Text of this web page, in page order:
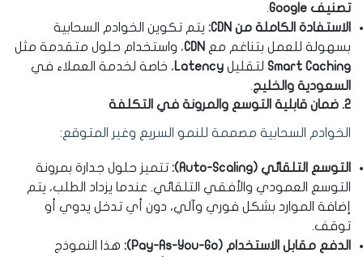
تصنيف Google
.
الاستفادة الكاملة من CDN:
يتم تكوين الخوادم السحابية
بسهولة للعمل بتناغم مع CDN، واستخدام حلول متقدمة مثل
Smart Caching لتقليل Latency، خاصة لخدمة العملاء في
السعودية والخليج.
2. ضمان قابلية التوسع والمرونة في التكلفة
الخوادم السحابية مصممة للنمو السريع وغير المتوقع:
التوسع التلقائي (Auto-Scaling):
تتميز حلول جدارة بمرونة
التوسع العمودي والأفقي التلقائي. عندما يزداد الطلب، يتم
إضافة الموارد بشكل فوري وآلي، دون أي تدخل يدوي أو
توقف.
الدفع مقابل الاستخدام (Pay-As-You-Go):
هذا النموذج